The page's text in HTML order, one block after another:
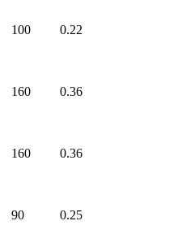
100 0.22
160 0.36
160 0.36
90 0.25